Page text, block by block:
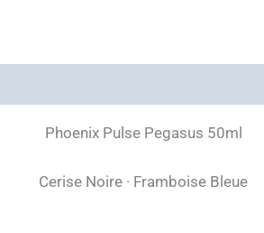
Phoenix Pulse Pegasus 50ml
Cerise Noire · Framboise Bleue